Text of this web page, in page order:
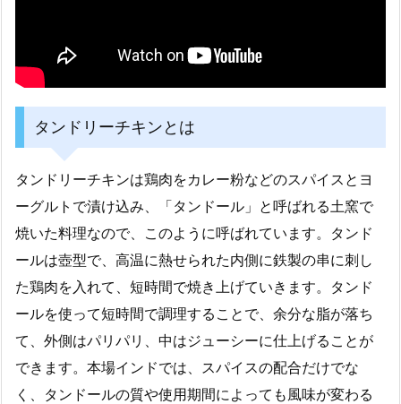
タンドリーチキンとは
タンドリーチキンは鶏肉をカレー粉などのスパイスとヨ
ーグルトで漬け込み、「タンドール」と呼ばれる土窯で
焼いた料理なので、このように呼ばれています。タンド
ールは壺型で、高温に熱せられた内側に鉄製の串に刺し
た鶏肉を入れて、短時間で焼き上げていきます。タンド
ールを使って短時間で調理することで、余分な脂が落ち
て、外側はパリパリ、中はジューシーに仕上げることが
できます。本場インドでは、スパイスの配合だけでな
く、タンドールの質や使用期間によっても風味が変わる